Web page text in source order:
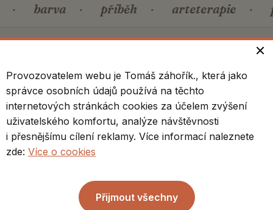
· barva · příběh · arteterapie ·
GALERIE
Vybraná díla
domluvě možné prohlédnout i v ateliéru.
Provozovatelem webu je Tomáš záhořík., která jako
správce osobních údajů používá na těchto
internetových stránkách cookies za účelem zvýšení
uživatelského komfortu, analýze návštěvnosti
i přesnějšímu cílení reklamy. Více informací naleznete
zde: Více o cookies
Přijmout všechny